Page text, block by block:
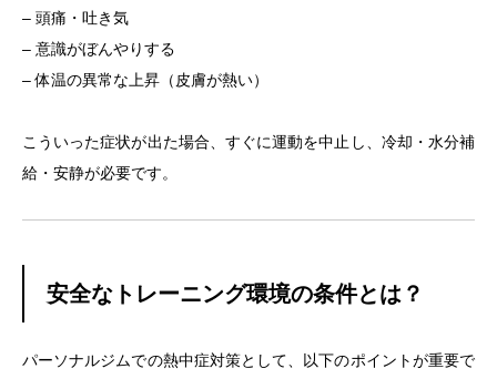
– 頭痛・吐き気
– 意識がぼんやりする
– 体温の異常な上昇（皮膚が熱い）
こういった症状が出た場合、すぐに運動を中止し、冷却・水分補
給・安静が必要です。
安全なトレーニング環境の条件とは？
パーソナルジムでの熱中症対策として、以下のポイントが重要で